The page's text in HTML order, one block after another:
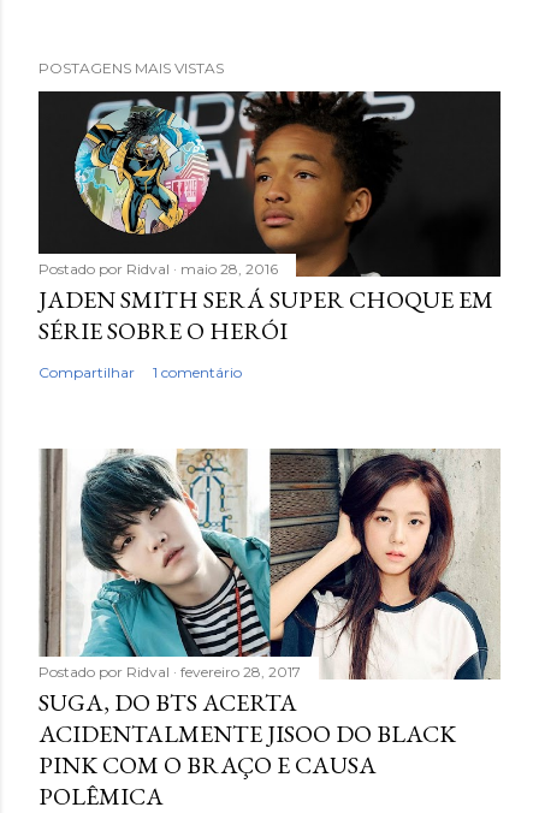
POSTAGENS MAIS VISTAS
Postado por Ridval maio 28, 2016
JADEN SMITH SERÁ SUPER CHOQUE EM
SÉRIE SOBRE O HERÓI
Compartilhar 1 comentário
Postado por Ridval fevereiro 28, 2017
SUGA, DO BTS ACERTA
ACIDENTALMENTE JISOO DO BLACK
PINK COM O BRAÇO E CAUSA
POLÊMICA